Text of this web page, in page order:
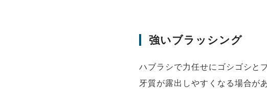
強いブラッシング
ハブラシで力任せにゴシゴシと
牙質が露出しやすくなる場合が